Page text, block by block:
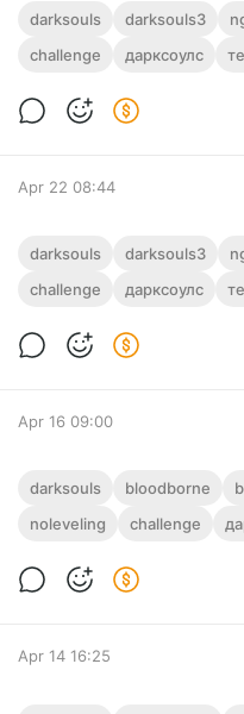
11-13 Дарк Соулс
NG+100 | SL802 |
darksouls darksouls3
challenge
дарксоулс
Apr 22 08:44
1-10 Дарк Соулс 3
NG+100 | SL802 |
darksouls darksouls3
challenge
дарксоулс
Apr 16 09:00
Бладборн | Все
Bosses | BL4 | No Hit
darksouls bloodborne
noleveling
challenge
Apr 14 16:25